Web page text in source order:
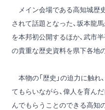
メイン会場である高知城歴
されて話題となった、坂本龍
を本邦初公開するほか、武市
の貴重な歴史資料を県下各地
本物の「歴史」の迫力に触れ
てもらいながら、偉人を育ん
んでもらうことのできる高知